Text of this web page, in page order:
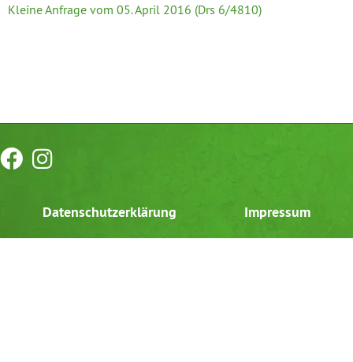
Kleine Anfrage vom 05. April 2016 (Drs 6/4810)
Datenschutzerklärung Impressum